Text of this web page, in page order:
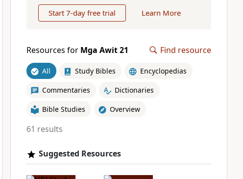
Start 7-day free trial Learn More
Resources for Mga Awit 21 Find resource
All Study Bibles Encyclopedias
Commentaries Dictionaries
Bible Studies Overview
61 results
Suggested Resources